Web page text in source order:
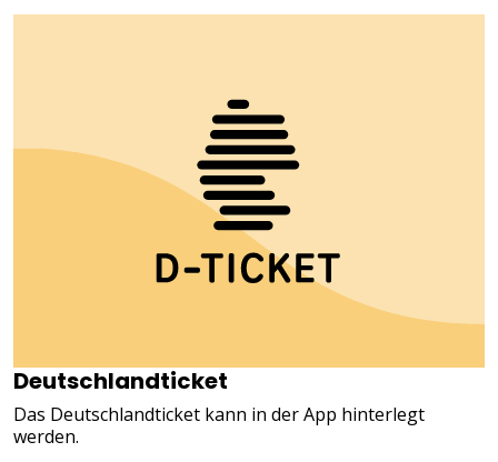
Deutschlandticket
Das Deutschlandticket kann in der App hinterlegt
werden.